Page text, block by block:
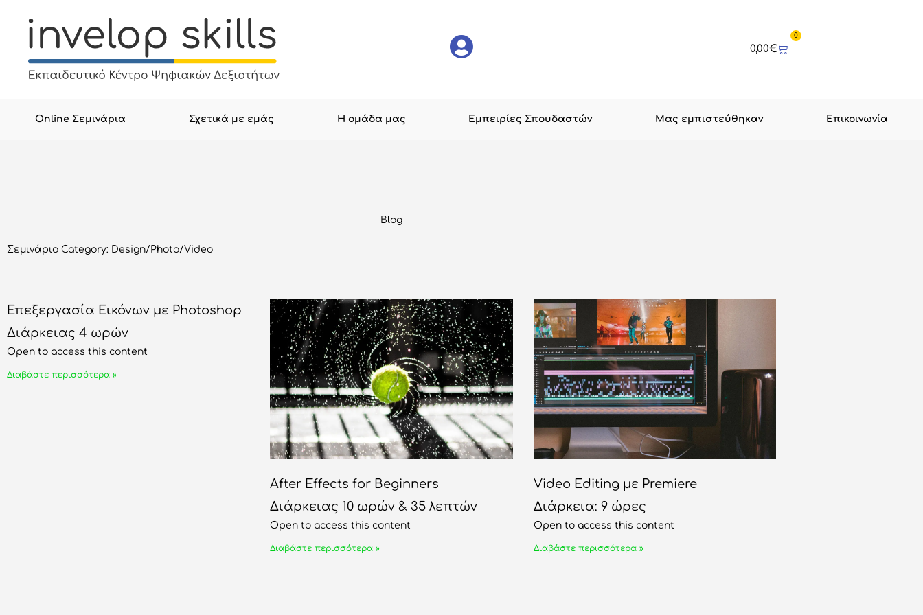
0,00€
0
Cart
Online Σεμινάρια Σχετικά με εμάς Η ομάδα μας Εμπειρίες Σπουδαστών Μας εμπιστεύθηκαν Επικοινωνία
Blog
Σεμινάριο Category: Design/Photo/Video
Επεξεργασία Εικόνων με Photoshop
Διάρκειας 4 ωρών
Open to access this content
Διαβάστε περισσότερα »
After Effects for Beginners
Διάρκειας 10 ωρών & 35 λεπτών
Open to access this content
Διαβάστε περισσότερα »
Video Editing με Premiere
Διάρκεια: 9 ώρες
Open to access this content
Διαβάστε περισσότερα »